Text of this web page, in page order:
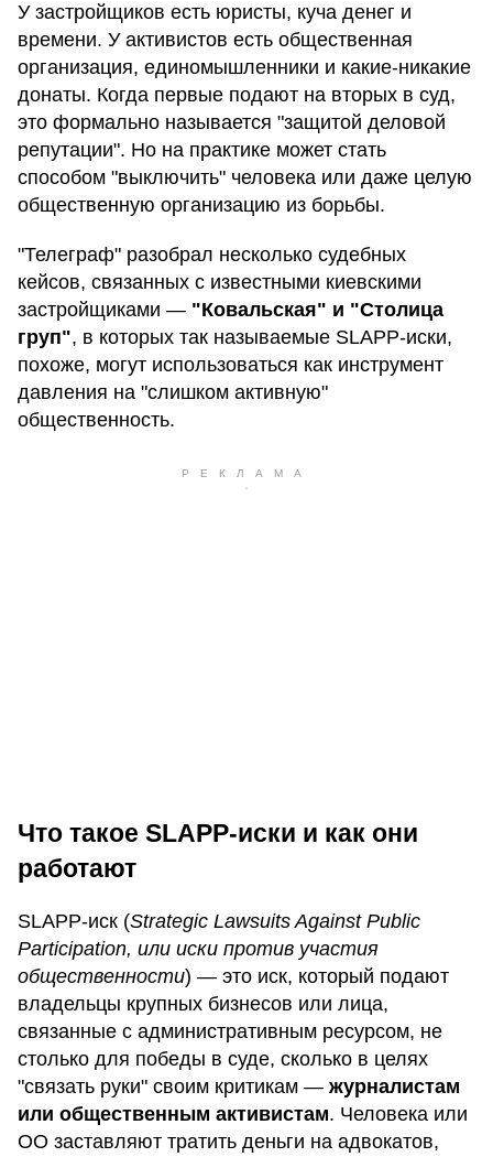
У застройщиков есть юристы, куча денег и
времени. У активистов есть общественная
организация, единомышленники и какие-никакие
донаты. Когда первые подают на вторых в суд,
это формально называется "защитой деловой
репутации". Но на практике может стать
способом "выключить" человека или даже целую
общественную организацию из борьбы.
"Телеграф" разобрал несколько судебных
кейсов, связанных с известными киевскими
застройщиками — "Ковальская" и "Столица
груп", в которых так называемые SLAPP-иски,
похоже, могут использоваться как инструмент
давления на "слишком активную"
общественность.
Что такое SLAPP-иски и как они
работают
SLAPP-иск (Strategic Lawsuits Against Public
Participation, или иски против участия
общественности) — это иск, который подают
владельцы крупных бизнесов или лица,
связанные с административным ресурсом, не
столько для победы в суде, сколько в целях
"связать руки" своим критикам — журналистам
или общественным активистам. Человека или
ОО заставляют тратить деньги на адвокатов,